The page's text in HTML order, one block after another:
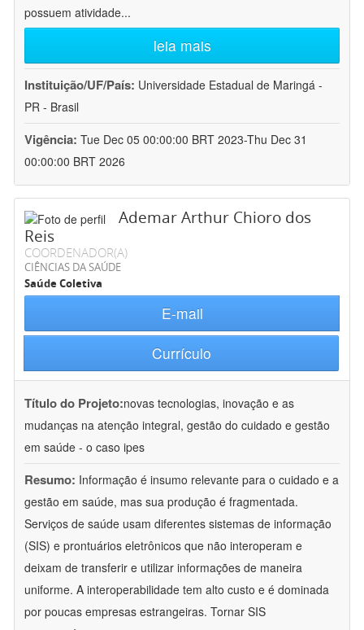
possuem atividade...
leia mais
Instituição/UF/País: Universidade Estadual de Maringá -
PR - Brasil
Vigência: Tue Dec 05 00:00:00 BRT 2023-Thu Dec 31
00:00:00 BRT 2026
Ademar Arthur Chioro dos
Reis
COORDENADOR(A)
CIÊNCIAS DA SAÚDE
Saúde Coletiva
E-mail
Currículo
Título do Projeto:novas tecnologias, inovação e as
mudanças na atenção integral, gestão do cuidado e gestão
em saúde - o caso ipes
Resumo: Informação é insumo relevante para o cuidado e a
gestão em saúde, mas sua produção é fragmentada.
Serviços de saúde usam diferentes sistemas de informação
(SIS) e prontuários eletrônicos que não interoperam e
deixam de transferir e utilizar informações de maneira
uniforme. A interoperabilidade tem alto custo e é dominada
por poucas empresas estrangeiras. Tornar SIS